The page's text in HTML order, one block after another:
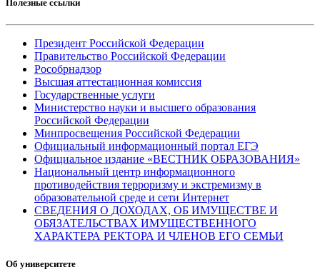
Полезные ссылки
Президент Российской Федерации
Правительство Российской Федерации
Рособрнадзор
Высшая аттестационная комиссия
Государственные услуги
Министерство науки и высшего образования
Российской Федерации
Минпросвещения Российской Федерации
Официальный информационный портал ЕГЭ
Официальное издание «ВЕСТНИК ОБРАЗОВАНИЯ»
Национальный центр информационного
противодействия терроризму и экстремизму в
образовательной среде и сети Интернет
СВЕДЕНИЯ О ДОХОДАХ, ОБ ИМУЩЕСТВЕ И
ОБЯЗАТЕЛЬСТВАХ ИМУЩЕСТВЕННОГО
ХАРАКТЕРА РЕКТОРА И ЧЛЕНОВ ЕГО СЕМЬИ
Об университете